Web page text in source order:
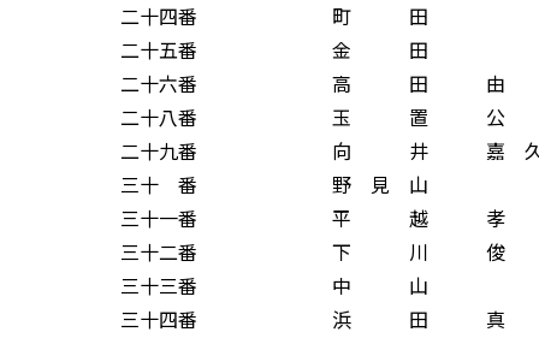
二十四番 町 田
二十五番 金 田
二十六番 高 田 由
二十八番 玉 置 公
二十九番 向 井 嘉 久
三十 番 野 見 山
三十一番 平 越 孝
三十二番 下 川 俊
三十三番 中 山
三十四番 浜 田 真